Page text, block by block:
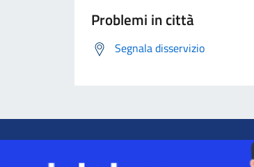
Problemi in città
Segnala disservizio